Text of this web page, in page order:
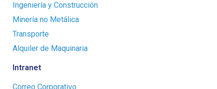
Ingeniería y Construcción
Minería no Metálica
Transporte
Alquiler de Maquinaria
Intranet
Correo Corporativo